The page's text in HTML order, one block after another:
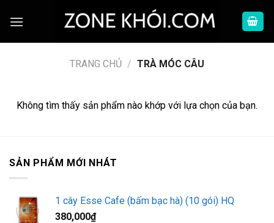
TRANG CHỦ / TRÀ MÓC CÂU
Không tìm thấy sản phẩm nào khớp với lựa chọn của bạn.
SẢN PHẨM MỚI NHÁT
1 cây Esse Cafe (bấm bạc hà) (10 gói) HQ
380,000₫